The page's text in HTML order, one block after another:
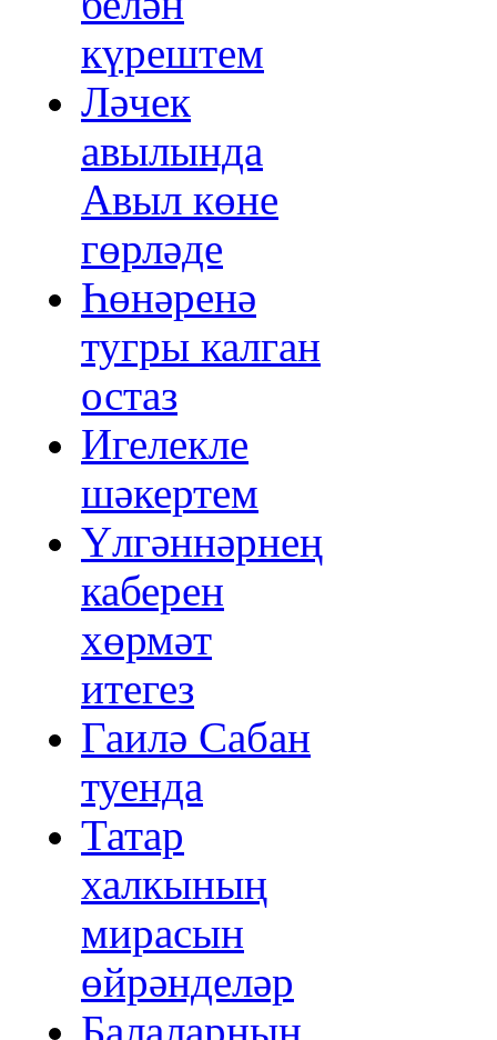
күрештем
Ләчек
авылында
Авыл көне
гөрләде
Һөнәренә
тугры калган
остаз
Игелекле
шәкертем
Үлгәннәрнең
каберен
хөрмәт
итегез
Гаилә Сабан
туенда
Татар
халкының
мирасын
өйрәнделәр